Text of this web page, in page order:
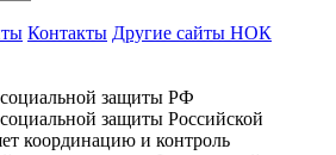
Контакты Другие сайты НОК
защиты РФ
защиты Российской
координацию и контроль